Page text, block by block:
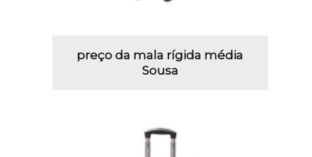
preço da mala rígida média
Sousa